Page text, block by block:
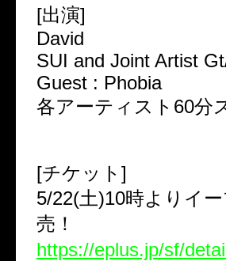
[出演]
David
SUI and Joint Artist
Guest : Phobia
各アーティスト60分
[チケット]
5/22(土)10時よりイ
売！
https://eplus.jp/sf/